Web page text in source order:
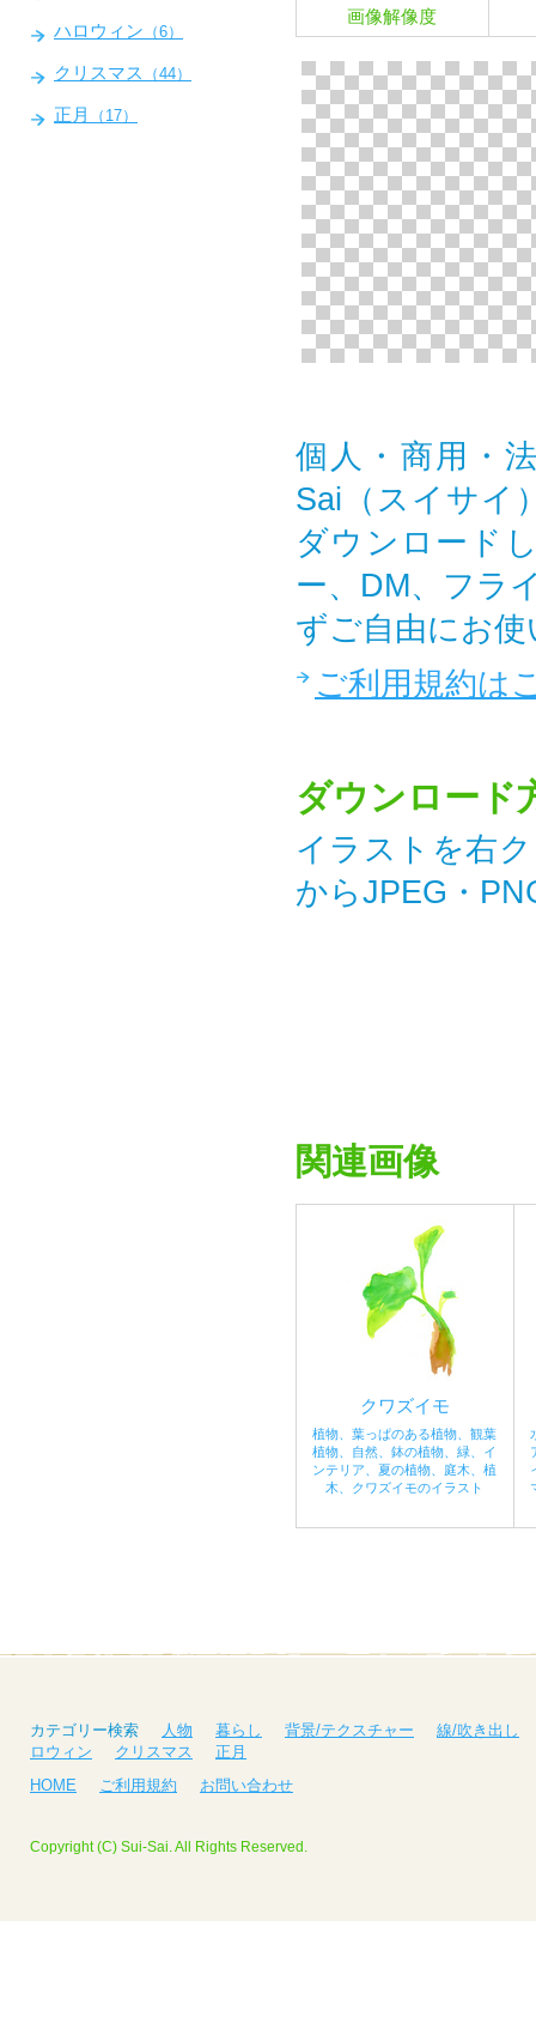
画像解像度
個人・商用・
Sai（スイサイ
ダウンロード
ー、DM、フラ
ずご自由にお
ご利用規約は
ダウンロード
イラストを右
からJPEG・
関連画像
クワズイモ
植物、葉っぱのある植物、観葉
植物、自然、鉢の植物、緑、イ
ンテリア、夏の植物、庭木、植
木、クワズイモのイラスト
ハロウィン （6）
クリスマス （44）
正月 （17）
カテゴリー検索 人物 暮らし 背景/テクスチャー
線/吹き出し
ロウィン
クリスマス
正月
HOME
ご利用規約 お問い合わせ
Copyright (C) Sui-Sai. All Rights Reserved.